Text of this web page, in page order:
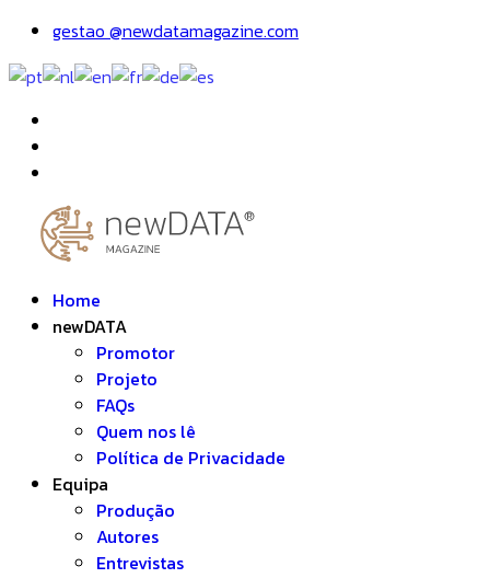
gestao @newdatamagazine.com
Home
newDATA
Promotor
Projeto
FAQs
Quem nos lê
Política de Privacidade
Equipa
Produção
Autores
Entrevistas